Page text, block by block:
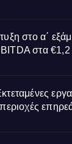
στο α΄
στα €1,2